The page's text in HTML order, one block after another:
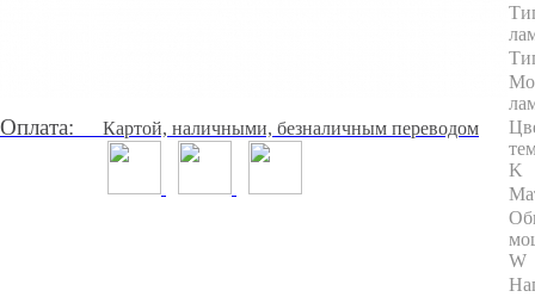
Оплата: Картой, наличными, безналичным переводом
K
W